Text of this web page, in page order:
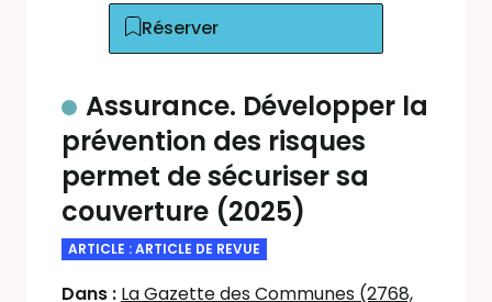
Réserver
Assurance. Développer la
prévention des risques
permet de sécuriser sa
couverture (2025)
ARTICLE : ARTICLE DE REVUE
Dans : La Gazette des Communes (2768,